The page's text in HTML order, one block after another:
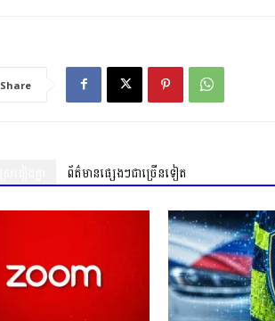
Share
ព័ត៌មានផ្សេងៗជាច្រើនទៀត